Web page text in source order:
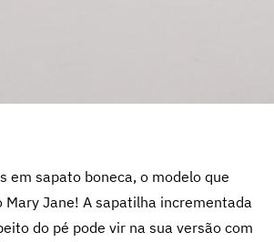
em sapato boneca, o modelo que
Mary Jane! A sapatilha incrementada
do pé pode vir na sua versão com